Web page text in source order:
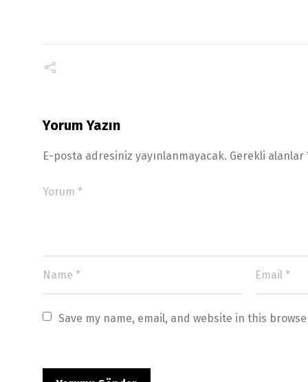
Yorum Yazın
E-posta adresiniz yayınlanmayacak. Gerekli alanlar
Save my name, email, and website in this